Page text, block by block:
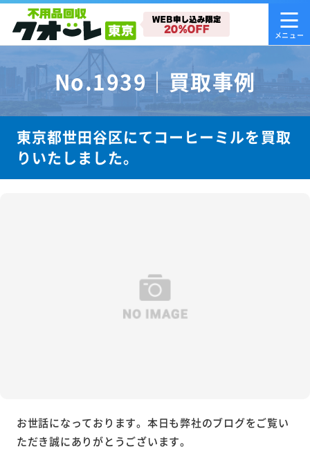
No.1939｜買取事例
東京都世田谷区にてコーヒーミルを買取
りいたしました。
お世話になっております。本日も弊社のブログをご覧い
ただき誠にありがとうございます。